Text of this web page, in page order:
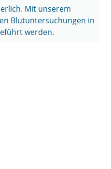
Mit unserem
Blutuntersuchungen in
werden.